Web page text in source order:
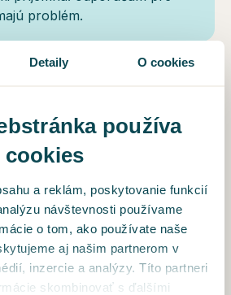
Detaily O cookies
používa
a reklám, poskytovanie funkcií
návštevnosti používame
o tom, ako používate naše
aj našim partnerom v
inzercie a analýzy. Títo partneri
skombinovať s ďalšími
problém.
ĎALŠIE RECENZIE
zmenu môže byť výzva. Má
smer je dôležitejší ako
odborníka